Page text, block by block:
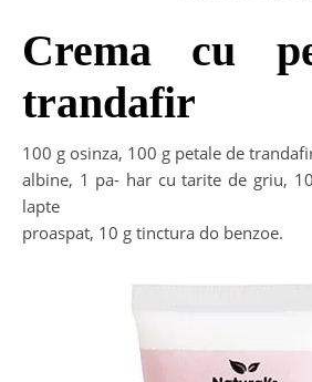
Crema cu
trandafir
100 g osinza, 100 g petale de
albine, 1 pa- har cu tarite de griu,
lapte
proaspat, 10 g tinctura do benzoe.